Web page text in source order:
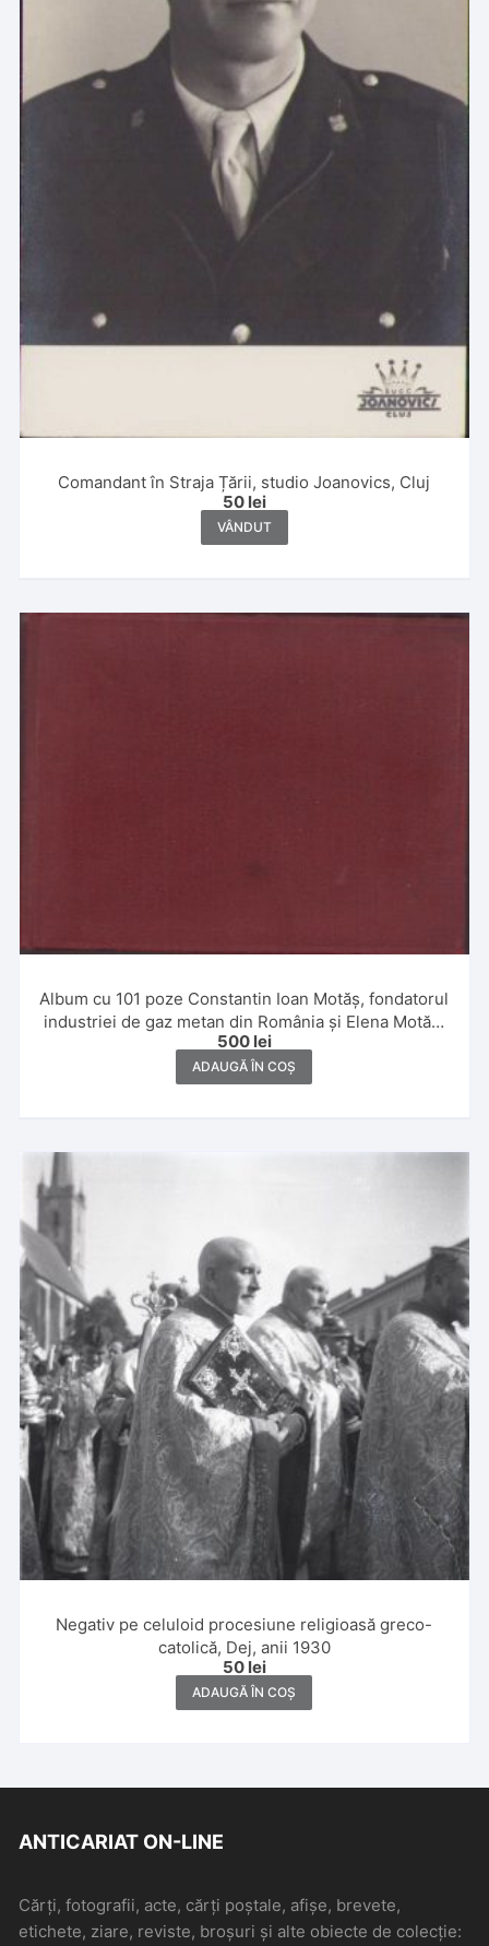
Comandant în Straja Țării, studio Joanovics, Cluj
50 lei
VÂNDUT
Album cu 101 poze Constantin Ioan Motăș, fondatorul
industriei de gaz metan din România și Elena Motăș,
1930, Iași
500 lei
ADAUGĂ ÎN COȘ
Negativ pe celuloid procesiune religioasă greco-
catolică, Dej, anii 1930
50 lei
ADAUGĂ ÎN COȘ
ANTICARIAT ON-LINE
Cărți, fotografii, acte, cărți poștale, afișe, brevete,
etichete, ziare, reviste, broșuri și alte obiecte de colecție: